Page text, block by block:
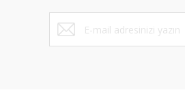
Bu ürüne benzer farklı